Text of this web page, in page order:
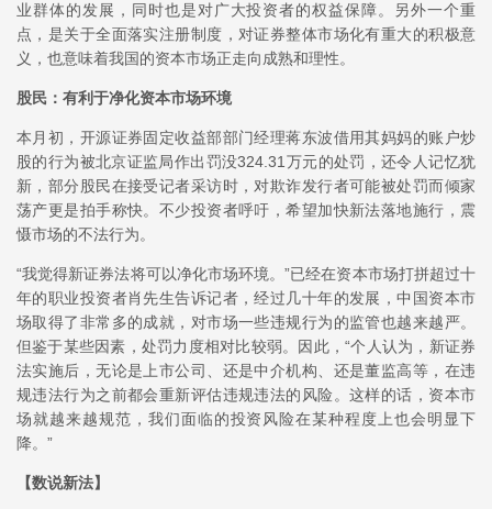
业群体的发展，同时也是对广大投资者的权益保障。另外一个重
点，是关于全面落实注册制度，对证券整体市场化有重大的积极意
义，也意味着我国的资本市场正走向成熟和理性。
股民：有利于净化资本市场环境
本月初，开源证券固定收益部部门经理蒋东波借用其妈妈的账户炒
股的行为被北京证监局作出罚没324.31万元的处罚，还令人记忆犹
新，部分股民在接受记者采访时，对欺诈发行者可能被处罚而倾家
荡产更是拍手称快。不少投资者呼吁，希望加快新法落地施行，震
慑市场的不法行为。
“我觉得新证券法将可以净化市场环境。”已经在资本市场打拼超过十
年的职业投资者肖先生告诉记者，经过几十年的发展，中国资本市
场取得了非常多的成就，对市场一些违规行为的监管也越来越严。
但鉴于某些因素，处罚力度相对比较弱。因此，“个人认为，新证券
法实施后，无论是上市公司、还是中介机构、还是董监高等，在违
规违法行为之前都会重新评估违规违法的风险。这样的话，资本市
场就越来越规范，我们面临的投资风险在某种程度上也会明显下
降。”
【数说新法】